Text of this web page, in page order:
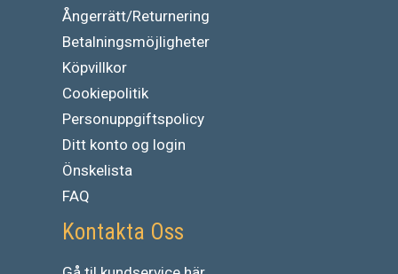
Ångerrätt/Returnering
Betalningsmöjligheter
Köpvillkor
Cookiepolitik
Personuppgiftspolicy
Ditt konto og login
Önskelista
FAQ
Kontakta Oss